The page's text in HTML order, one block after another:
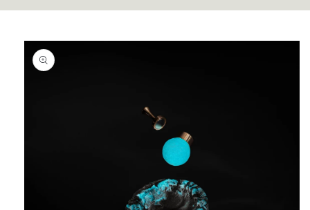
Skip to
product
information